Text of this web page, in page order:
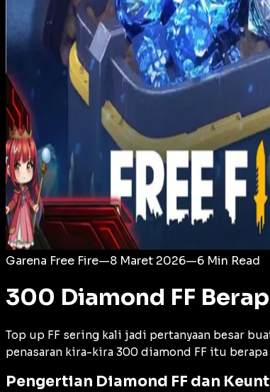
Garena Free Fire—8 Maret 2026—6 Min Read
300 Diamond FF
Top up FF sering kali jadi pertanyaan besar
penasaran kira-kira 300 diamond FF itu
Pengertian Diamond FF dan